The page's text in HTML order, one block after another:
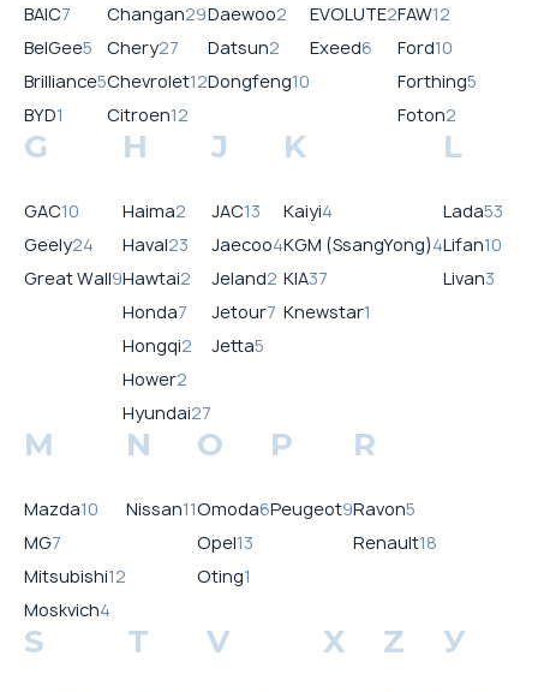
BAIC7
BelGee5
Brilliance5
BYD1
Changan29
Chery27
Chevrolet12
Citroen12
Daewoo2
Datsun2
Dongfeng10
EVOLUTE2
Exeed6
FAW12
Ford10
Forthing5
Foton2
G
GAC10
Geely24
Great Wall9
H
Haima2
Haval23
Hawtai2
Honda7
Hongqi2
Hower2
Hyundai27
J
JAC13
Jaecoo4
Jeland2
Jetour7
Jetta5
K
Kaiyi4
KGM (SsangYong)4
KIA37
Knewstar1
L
Lada53
Lifan10
Livan3
M
Mazda10
MG7
Mitsubishi12
Moskvich4
N
Nissan11
O
Omoda6
Opel13
Oting1
P
Peugeot9
R
Ravon5
Renault18
S T V X Z У